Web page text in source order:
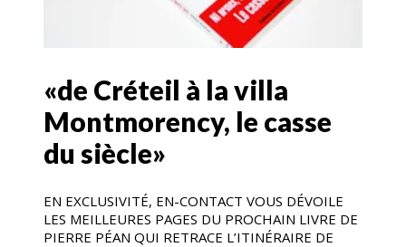
«de Créteil à la villa
Montmorency, le casse
du siècle»
EN EXCLUSIVITÉ, EN-CONTACT VOUS DÉVOILE
LES MEILLEURES PAGES DU PROCHAIN LIVRE DE
PIERRE PÉAN QUI RETRACE L’ITINÉRAIRE DE